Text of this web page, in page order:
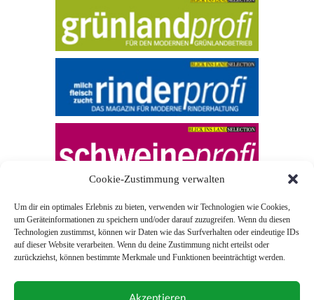
Cookie-Zustimmung verwalten
Um dir ein optimales Erlebnis zu bieten, verwenden wir Technologien wie Cookies,
um Geräteinformationen zu speichern und/oder darauf zuzugreifen. Wenn du diesen
Technologien zustimmst, können wir Daten wie das Surfverhalten oder eindeutige IDs
auf dieser Website verarbeiten. Wenn du deine Zustimmung nicht erteilst oder
zurückziehst, können bestimmte Merkmale und Funktionen beeinträchtigt werden.
Akzeptieren
© 2026 Blick ins Land